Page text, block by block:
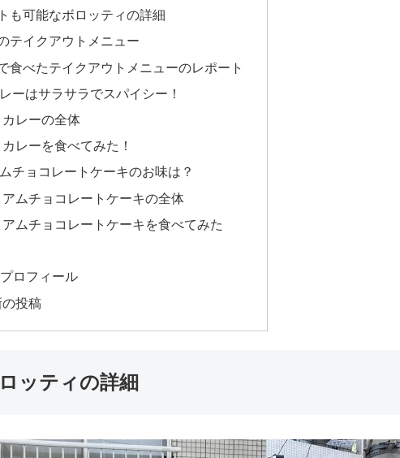
も可能なボロッティの詳細
テイクアウトメニュー
食べたテイクアウトメニューのレポート
ーはサラサラでスパイシー！
レーの全体
レーを食べてみた！
チョコレートケーキのお味は？
ムチョコレートケーキの全体
ムチョコレートケーキを食べてみた
ロフィール
投稿
ッティの詳細